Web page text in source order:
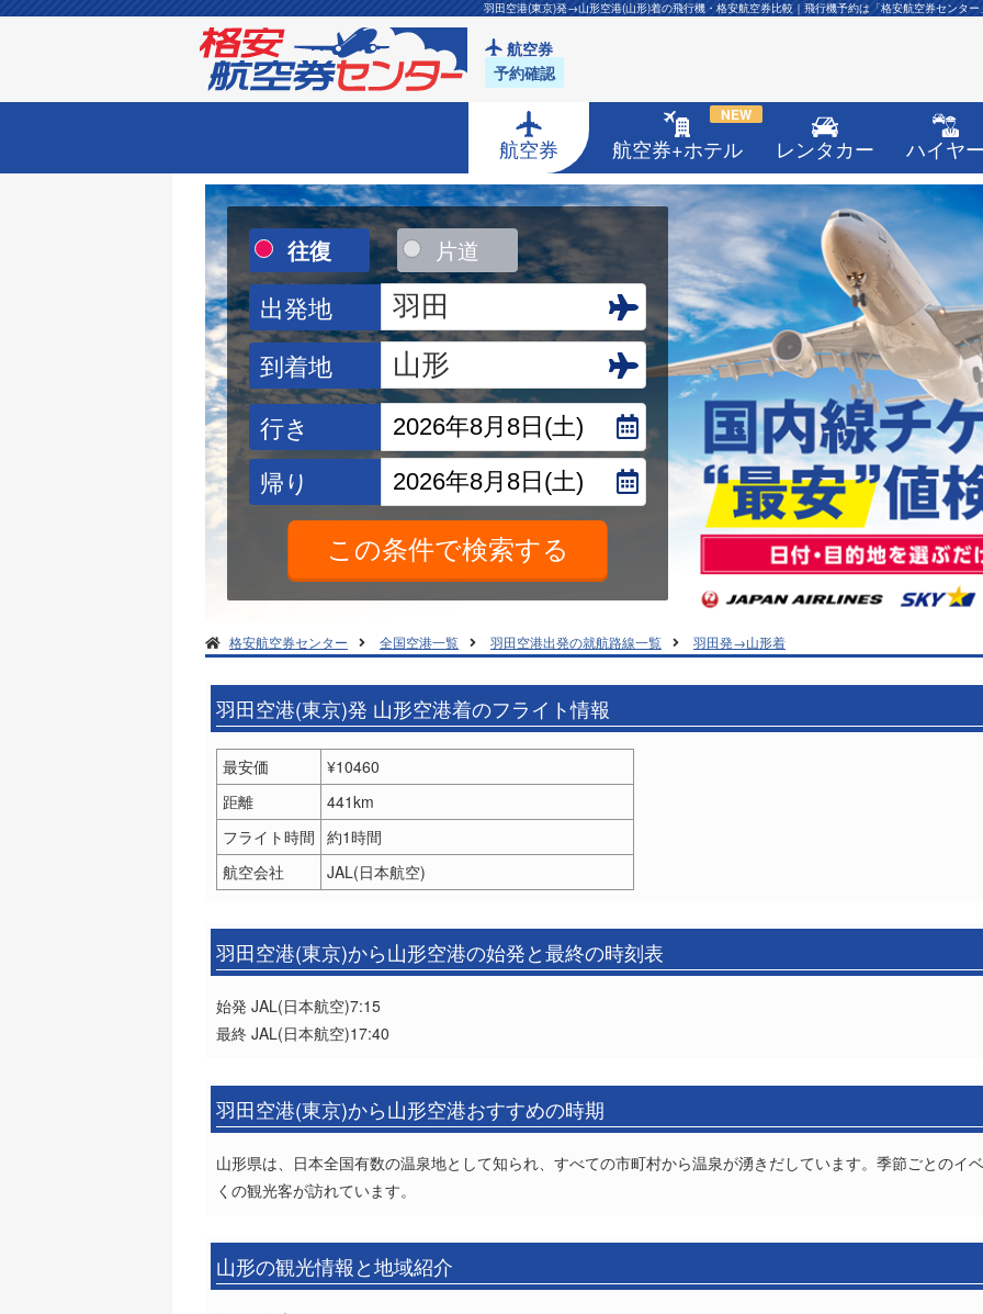
羽田空港(東京)発→山形空港(山形)着の飛行機・格安航空券比較｜飛行機予約は「格安航空券センター
航空券
予約確認
航空券 航空券+ホテル
NEW
レンタカー ハイヤ
往復 片道
出発地
到着地
行き
帰り
格安航空券センター 全国空港一覧 羽田空港出発の就航路線一覧 羽田発→山形着
羽田空港(東京)発 山形空港着のフライト情報
最安価
¥10460
距離
441km
フライト時間 約1時間
航空会社
JAL(日本航空)
羽田空港(東京)から山形空港の始発と最終の時刻表
始発 JAL(日本航空)7:15
最終 JAL(日本航空)17:40
羽田空港(東京)から山形空港おすすめの時期
山形県は、日本全国有数の温泉地として知られ、すべての市町村から温泉が湧きだしています。季節ごとのイ
くの観光客が訪れています。
山形の観光情報と地域紹介